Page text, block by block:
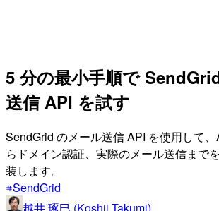
5 分の最小手順で
送信 API を試す
SendGrid のメール送信 API を使用して
らドメイン認証、実際のメール送信まで
装します。
SendGrid
越井 琢巳 (Koshii Takumi)